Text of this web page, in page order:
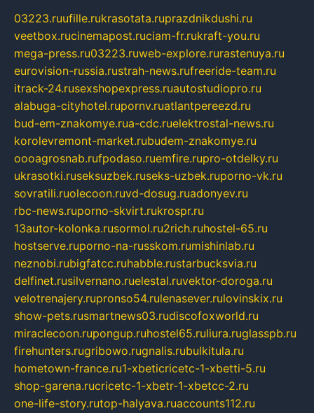
03223.ruufille.rukrasotata.ruprazdnikdushi.ru
veetbox.rucinemapost.ruciam-fr.rukraft-you.ru
mega-press.ru03223.ruweb-explore.rurastenuya.ru
eurovision-russia.rustrah-news.rufreeride-team.ru
itrack-24.rusexshopexpress.ruautostudiopro.ru
alabuga-cityhotel.rupornv.ruatlantpereezd.ru
bud-em-znakomye.rua-cdc.ruelektrostal-news.ru
korolevremont-market.rubudem-znakomye.ru
oooagrosnab.rufpodaso.ruemfire.rupro-otdelky.ru
ukrasotki.ruseksuzbek.ruseks-uzbek.ruporno-vk.ru
sovratili.ruolecoon.ruvd-dosug.ruadonyev.ru
rbc-news.ruporno-skvirt.rukrospr.ru
13autor-kolonka.rusormol.ru2rich.ruhostel-65.ru
hostserve.ruporno-na-russkom.rumishinlab.ru
neznobi.rubigfatcc.ruhabble.rustarbucksvia.ru
delfinet.rusilvernano.ruelestal.ruvektor-doroga.ru
velotrenajery.rupronso54.rulenasever.rulovinskix.ru
show-pets.rusmartnews03.rudiscofoxworld.ru
miraclecoon.rupongup.ruhostel65.ruliura.ruglasspb.ru
firehunters.rugribowo.rugnalis.rubulkitula.ru
hometown-france.ru1-xbeticricetc-1-xbetti-5.ru
shop-garena.rucricetc-1-xbetr-1-xbetcc-2.ru
one-life-story.rutop-halyava.ruaccounts112.ru